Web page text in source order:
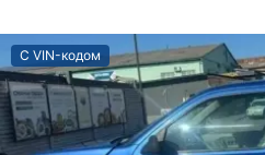
С VIN-кодом